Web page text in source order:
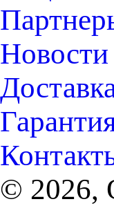
Новости
© 2026,